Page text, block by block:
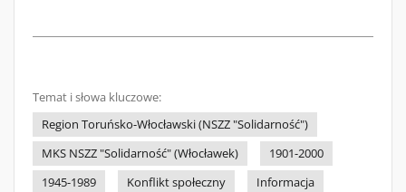
Temat i słowa kluczowe:
Region Toruńsko-Włocławski (NSZZ "Solidarność")
MKS NSZZ "Solidarność" (Włocławek)
1901-2000
1945-1989
Konflikt społeczny Informacja